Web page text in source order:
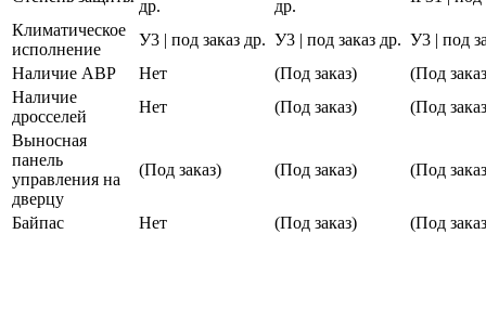
др.
др.
Климатическое
исполнение
У3 | под заказ др. У3 | под заказ др. У3 | под
Наличие АВР
Нет (Под заказ)
(Под
Наличие
дросселей
Нет (Под заказ)
(Под
Выносная
панель
управления на
дверцу
(Под заказ) (Под заказ) (Под
Байпас Нет (Под заказ) (Под